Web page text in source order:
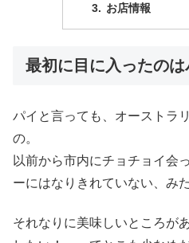
お店情報
最初に目に入ったの
パイと言っても、オーストラ
の。
以前から市内にチョチョイ会
ーにはなりきれていない、み
それなりに美味しいところが